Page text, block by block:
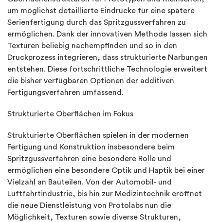
um möglichst detaillierte Eindrücke für eine spätere
Serienfertigung durch das Spritzgussverfahren zu
ermöglichen. Dank der innovativen Methode lassen sich
Texturen beliebig nachempfinden und so in den
Druckprozess integrieren, dass strukturierte Narbungen
entstehen. Diese fortschrittliche Technologie erweitert
die bisher verfügbaren Optionen der additiven
Fertigungsverfahren umfassend.
Strukturierte Oberflächen im Fokus
Strukturierte Oberflächen spielen in der modernen
Fertigung und Konstruktion insbesondere beim
Spritzgussverfahren eine besondere Rolle und
ermöglichen eine besondere Optik und Haptik bei einer
Vielzahl an Bauteilen. Von der Automobil- und
Luftfahrtindustrie, bis hin zur Medizintechnik eröffnet
die neue Dienstleistung von Protolabs nun die
Möglichkeit, Texturen sowie diverse Strukturen,